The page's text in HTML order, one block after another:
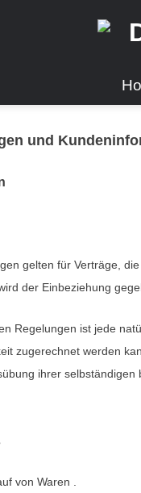
und
gelten für Verträge,
der Einbeziehung
Regelungen ist jede
zugerechnet werden
ihrer
von Waren .